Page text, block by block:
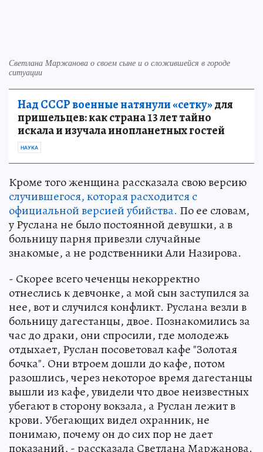
Светлана Маржанова о своем сыне и о сложившейся в городе
ситуации
Над СССР военные натянули «сетку»для
пришельцев: как страна 13 лет тайно
искала и изучала инопланетных гостей
НАУКА
Кроме того женщина рассказала свою версию
случившегося, которая расходится с
официальной версией убийства. По ее словам,
у Руслана не было постоянной девушки, а в
больницу парня привезли случайные
знакомые, а не родственники Али Назирова.
- Скорее всего чеченцы некорректно
отнеслись к девчонке, а мой сын заступился за
нее, вот и случился конфликт. Руслана везли в
больницу дагестанцы, двое. Познакомились за
час до драки, они спросили, где молодежь
отдыхает, Руслан посоветовал кафе "Золотая
бочка". Они втроем дошли до кафе, потом
разошлись, через некоторое время дагестанцы
вышли из кафе, увидели что двое неизвестных
убегают в сторону вокзала, а Руслан лежит в
крови. Убегающих видел охранник, не
понимаю, почему он до сих пор не дает
показаний, - рассказала Светлана Маржанова.